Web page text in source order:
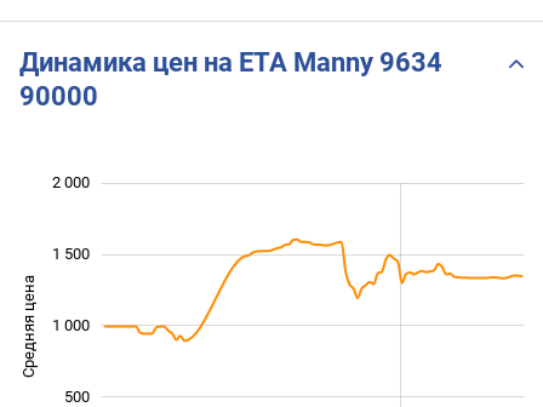
Динамика цен на ETA Manny 9634
90000
Средняя цена 1 000
1 000
2 000
1 500
500